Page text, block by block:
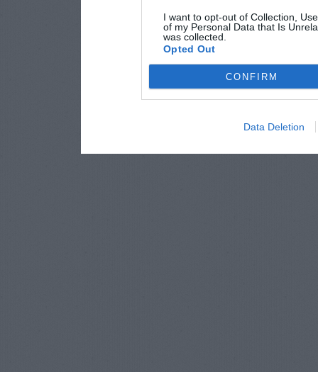
I want to opt-out of Collection,
of my Personal Data that Is
was collected.
Opted Out
CONFIRM
Data Deletion